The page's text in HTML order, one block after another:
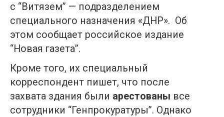
с “Витязем” — подразделением
специального назначения «ДНР». Об
этом сообщает российское издание
“Новая газета”.
Кроме того, их специальный
корреспондент пишет, что после
захвата здания были арестованы все
сотрудники “Генпрокуратуры”. Однако